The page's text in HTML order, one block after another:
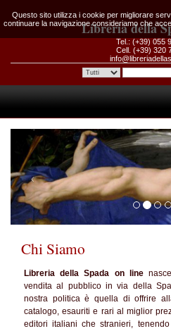
Libreria della
Tel.: (+39) 055
Cell. (+39) 320
Chi Siamo
Libreria della Spada on line
vendita al pubblico in via della
nostra politica è quella di offrire
catalogo, esauriti e rari al miglior
editori italiani che stranieri,
Questo sito utilizza i cookie per migliorare
continuare la navigazione consideriamo che